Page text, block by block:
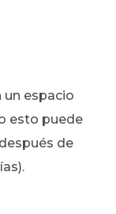
un espacio
esto puede
de